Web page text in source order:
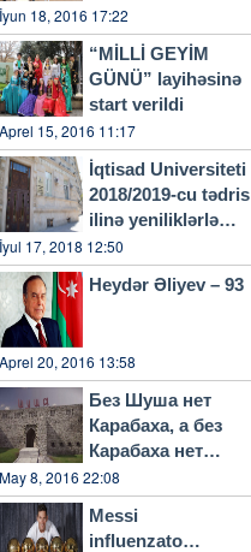
İyun 18, 2016 17:22
“MİLLİ GEYİM
GÜNÜ” layihəsinə
start verildi
Aprel 15, 2016 11:17
İqtisad Universiteti
2018/2019-cu tədris
ilinə yeniliklərlə
başlayacaq
İyul 17, 2018 12:50
Heydər Əliyev – 93
Aprel 20, 2016 13:58
Без Шуша нет
Карабаха, а без
Карабаха нет
Азербайджана…
May 8, 2016 22:08
Messi
influenzato…